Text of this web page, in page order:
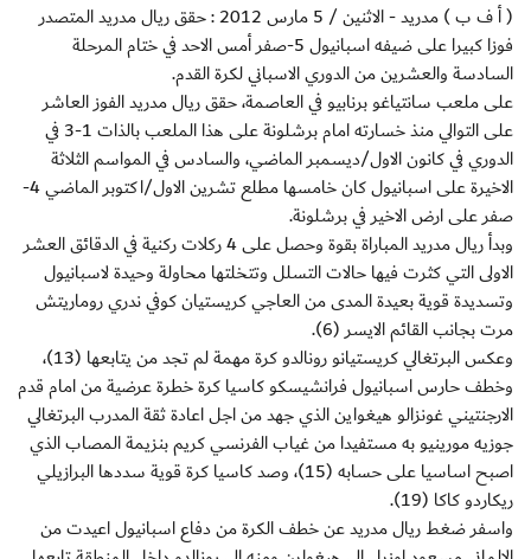
( أ ف ب ) مدريد - الاثنين / 5 مارس 2012 : حقق ريال مدريد المتصدر
فوزا كبيرا على ضيفه اسبانيول 5-صفر أمس الاحد في ختام المرحلة
السادسة والعشرين من الدوري الاسباني لكرة القدم.
على ملعب سانتياغو برنابيو في العاصمة، حقق ريال مدريد الفوز العاشر
على التوالي منذ خسارته امام برشلونة على هذا الملعب بالذات 1-3 في
الدوري في كانون الاول/ديسمبر الماضي، والسادس في المواسم الثلاثة
الاخيرة على اسبانيول كان خامسها مطلع تشرين الاول/اكتوبر الماضي 4-
صفر على ارض الاخير في برشلونة.
وبدأ ريال مدريد المباراة بقوة وحصل على 4 ركلات ركنية في الدقائق العشر
الاولى التي كثرت فيها حالات التسلل وتتخلتها محاولة وحيدة لاسبانيول
وتسديدة قوية بعيدة المدى من العاجي كريستيان كوفي ندري روماريتش
مرت بجانب القائم الايسر (6).
وعكس البرتغالي كريستيانو رونالدو كرة مهمة لم تجد من يتابعها (13)،
وخطف حارس اسبانيول فرانشيسكو كاسيا كرة خطرة عرضية من امام قدم
الارجنتيني غونزالو هيغواين الذي جهد من اجل اعادة ثقة المدرب البرتغالي
جوزيه مورينيو به مستفيدا من غياب الفرنسي كريم بنزيمة المصاب الذي
اصبح اساسيا على حسابه (15)، وصد كاسيا كرة قوية سددها البرازيلي
ريكاردو كاكا (19).
واسفر ضغط ريال مدريد عن خطف الكرة من دفاع اسبانيول اعيدت من